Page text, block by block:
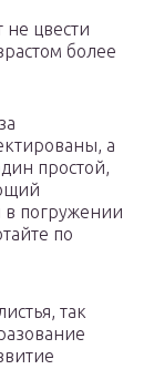
не цвести
более
а
простой,
в погружении
по
так